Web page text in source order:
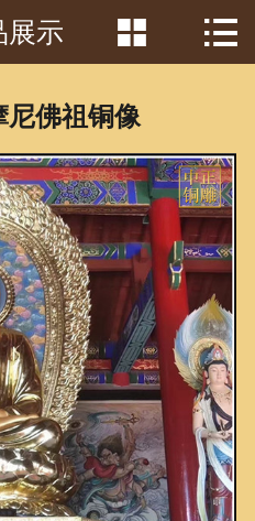
首页
产品中心
客户见证
常识问答
新闻资讯
荣誉资质
泥塑鉴赏
展示  
尼佛祖铜像